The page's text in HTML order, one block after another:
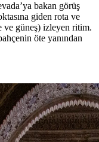
bakan görüş
giden rota ve
ve güneş) izleyen ritim.
öte yanından